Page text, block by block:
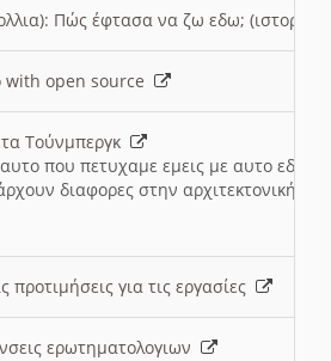
Πώς έφτασα να ζω εδω; (ιστορια)
open source
Τούνμπεργκ
που πετυχαμε εμεις με αυτο εδω
διαφορες στην αρχιτεκτονική
προτιμήσεις για τις εργασίες
ερωτηματολογιων